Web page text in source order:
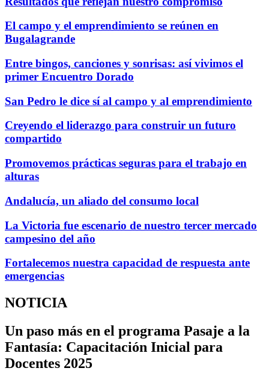
El campo y el emprendimiento se reúnen en
Bugalagrande
Entre bingos, canciones y sonrisas: así vivimos el
primer Encuentro Dorado
San Pedro le dice sí al campo y al emprendimiento
Creyendo el liderazgo para construir un futuro
compartido
Promovemos prácticas seguras para el trabajo en
alturas
Andalucía, un aliado del consumo local
La Victoria fue escenario de nuestro tercer mercado
campesino del año
Fortalecemos nuestra capacidad de respuesta ante
emergencias
NOTICIA
Un paso más en el programa Pasaje a la
Fantasía: Capacitación Inicial para
Docentes 2025